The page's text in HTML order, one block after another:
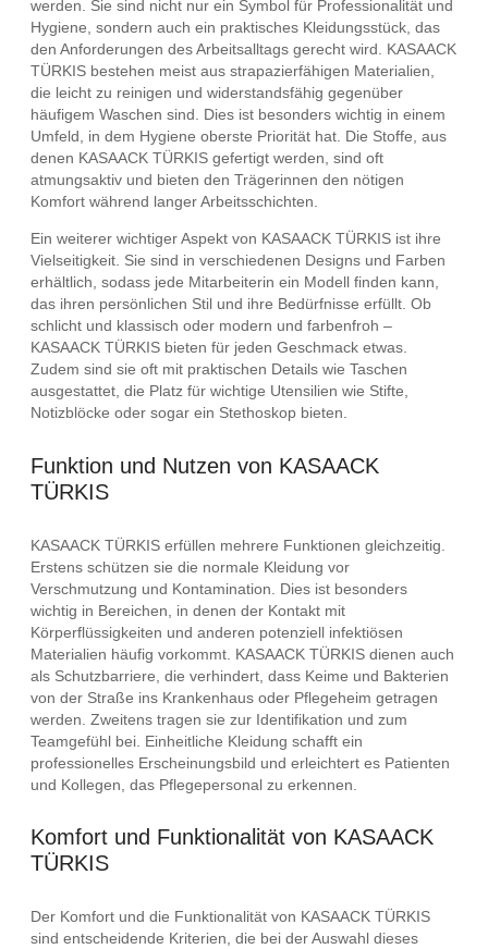
werden. Sie sind nicht nur ein Symbol für Professionalität und
Hygiene, sondern auch ein praktisches Kleidungsstück, das
den Anforderungen des Arbeitsalltags gerecht wird. KASAACK
TÜRKIS bestehen meist aus strapazierfähigen Materialien,
die leicht zu reinigen und widerstandsfähig gegenüber
häufigem Waschen sind. Dies ist besonders wichtig in einem
Umfeld, in dem Hygiene oberste Priorität hat. Die Stoffe, aus
denen KASAACK TÜRKIS gefertigt werden, sind oft
atmungsaktiv und bieten den Trägerinnen den nötigen
Komfort während langer Arbeitsschichten.
Ein weiterer wichtiger Aspekt von KASAACK TÜRKIS ist ihre
Vielseitigkeit. Sie sind in verschiedenen Designs und Farben
erhältlich, sodass jede Mitarbeiterin ein Modell finden kann,
das ihren persönlichen Stil und ihre Bedürfnisse erfüllt. Ob
schlicht und klassisch oder modern und farbenfroh –
KASAACK TÜRKIS bieten für jeden Geschmack etwas.
Zudem sind sie oft mit praktischen Details wie Taschen
ausgestattet, die Platz für wichtige Utensilien wie Stifte,
Notizblöcke oder sogar ein Stethoskop bieten.
Funktion und Nutzen von KASAACK
TÜRKIS
KASAACK TÜRKIS erfüllen mehrere Funktionen gleichzeitig.
Erstens schützen sie die normale Kleidung vor
Verschmutzung und Kontamination. Dies ist besonders
wichtig in Bereichen, in denen der Kontakt mit
Körperflüssigkeiten und anderen potenziell infektiösen
Materialien häufig vorkommt. KASAACK TÜRKIS dienen auch
als Schutzbarriere, die verhindert, dass Keime und Bakterien
von der Straße ins Krankenhaus oder Pflegeheim getragen
werden. Zweitens tragen sie zur Identifikation und zum
Teamgefühl bei. Einheitliche Kleidung schafft ein
professionelles Erscheinungsbild und erleichtert es Patienten
und Kollegen, das Pflegepersonal zu erkennen.
Komfort und Funktionalität von KASAACK
TÜRKIS
Der Komfort und die Funktionalität von KASAACK TÜRKIS
sind entscheidende Kriterien, die bei der Auswahl dieses